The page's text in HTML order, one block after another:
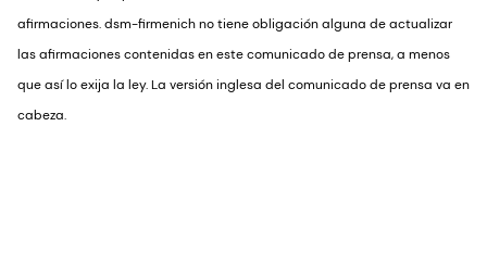
afirmaciones. dsm-firmenich no tiene obligación alguna de actualizar
las afirmaciones contenidas en este comunicado de prensa, a menos
que así lo exija la ley. La versión inglesa del comunicado de prensa va en
cabeza.